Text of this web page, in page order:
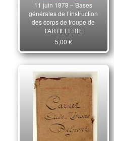
11 juin 1878 – Bases
générales de l’instruction
des corps de troupe de
l’ARTILLERIE
5,00 €